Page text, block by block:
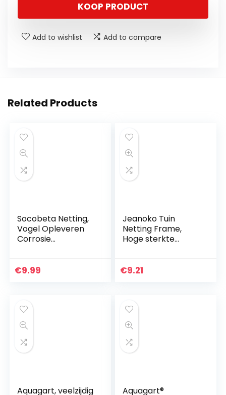
KOOP PRODUCT
Add to wishlist Add to compare
Related Products
Socobeta Netting,
Vogel Opleveren
Corrosie
Opleveren Frame
voor Kamperfoelie
€9.99
Jeanoko Tuin
Netting Frame,
Hoge sterkte
Netting Tuinieren
€9.21
Aquagart, veelzijdig Aquagart®